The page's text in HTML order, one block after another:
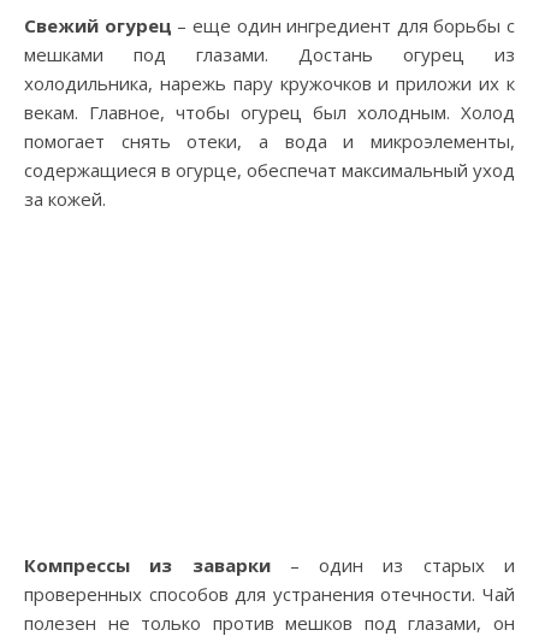
Свежий огурец – еще один ингредиент для борьбы с
мешками под глазами. Достань огурец из
холодильника, нарежь пару кружочков и приложи их к
векам. Главное, чтобы огурец был холодным. Холод
помогает снять отеки, а вода и микроэлементы,
содержащиеся в огурце, обеспечат максимальный уход
за кожей.
Компрессы из заварки– один из старых и
проверенных способов для устранения отечности. Чай
полезен не только против мешков под глазами, он